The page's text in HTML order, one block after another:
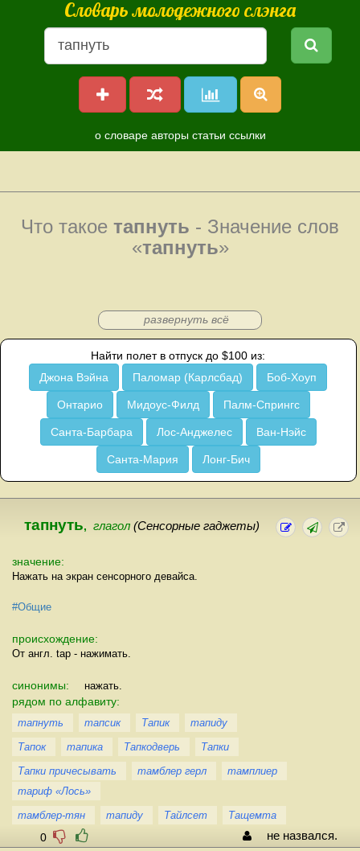
Словарь молодежного слэнга
о словаре авторы статьи ссылки
Что такое тапнуть - Значение слов
«тапнуть»
развернуть всё
Найти полет в отпуск до $100 из:
Джона Вэйна
Паломар (Карлсбад) Боб-Хоуп
Онтарио Мидоус-Филд Палм-Спрингс
Санта-Барбара Лос-Анджелес Ван-Нэйс
Санта-Мария Лонг-Бич
тапнуть, глагол (Сенсорные гаджеты)
значение:
Нажать на экран сенсорного девайса.
#Общие
происхождение:
От англ. tap - нажимать.
синонимы: нажать.
рядом по алфавиту:
тапнуть тапсик Тапик
тапиду
Тапок
тапика Тапкодверь
Тапки
Тапки причесывать
тамблер герл
тамплиер
тариф «Лось»
тамблер-тян
тапиду Тайлсет Тащемта
0 не назвался.